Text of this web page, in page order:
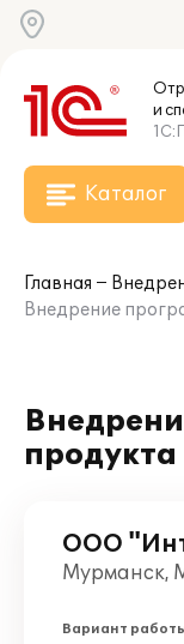
и
Каталог
Главная
Внедрение
ООО
Мурманск,
Вариант